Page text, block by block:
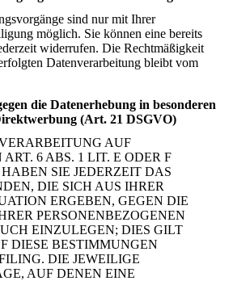
sind nur mit Ihrer
möglich. Sie können eine bereits
widerrufen. Die Rechtmäßigkeit
Datenverarbeitung bleibt vom
die Datenerhebung in besonderen
(Art. 21 DSGVO)
AUF
6 ABS. 1 LIT. E ODER F
SIE JEDERZEIT DAS
DIE SICH AUS IHRER
ERGEBEN, GEGEN DIE
PERSONENBEZOGENEN
EINZULEGEN; DIES GILT
DIESE BESTIMMUNGEN
DIE JEWEILIGE
AUF DENEN EINE